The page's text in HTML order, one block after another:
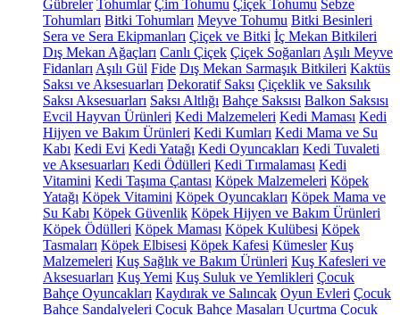
Gübreler Tohumlar Çim Tohumu Çiçek Tohumu Sebze
Tohumları Bitki Tohumları Meyve Tohumu Bitki Besinleri
Sera ve Sera Ekipmanları Çiçek ve Bitki İç Mekan Bitkileri
Dış Mekan Ağaçları Canlı Çiçek Çiçek Soğanları Aşılı Meyve
Fidanları Aşılı Gül Fide Dış Mekan Sarmaşık Bitkileri Kaktüs
Saksı ve Aksesuarları Dekoratif Saksı Çiçeklik ve Saksılık
Saksı Aksesuarları Saksı Altlığı Bahçe Saksısı Balkon Saksısı
Evcil Hayvan Ürünleri Kedi Malzemeleri Kedi Maması Kedi
Hijyen ve Bakım Ürünleri Kedi Kumları Kedi Mama ve Su
Kabı Kedi Evi Kedi Yatağı Kedi Oyuncakları Kedi Tuvaleti
ve Aksesuarları Kedi Ödülleri Kedi Tırmalaması Kedi
Vitamini Kedi Taşıma Çantası Köpek Malzemeleri Köpek
Yatağı Köpek Vitamini Köpek Oyuncakları Köpek Mama ve
Su Kabı Köpek Güvenlik Köpek Hijyen ve Bakım Ürünleri
Köpek Ödülleri Köpek Maması Köpek Kulübesi Köpek
Tasmaları Köpek Elbisesi Köpek Kafesi Kümesler Kuş
Malzemeleri Kuş Sağlık ve Bakım Ürünleri Kuş Kafesleri ve
Aksesuarları Kuş Yemi Kuş Suluk ve Yemlikleri Çocuk
Bahçe Oyuncakları Kaydırak ve Salıncak Oyun Evleri Çocuk
Bahçe Sandalyeleri Çocuk Bahçe Masaları Uçurtma Çocuk